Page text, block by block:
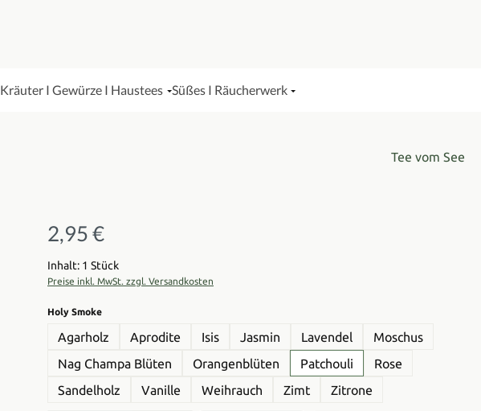
Kräuter I Gewürze I Haustees Süßes I Räucherwerk
Tee vom See
Regulärer Preis:
2,95 €
Inhalt: 1 Stück
Preise inkl. MwSt. zzgl. Versandkosten
Holy Smokeauswählen
Agarholz Aprodite Isis Jasmin Lavendel
Moschus
Nag Champa Blüten
Orangenblüten Patchouli
Rose
Sandelholz
Vanille Weihrauch Zimt Zitrone